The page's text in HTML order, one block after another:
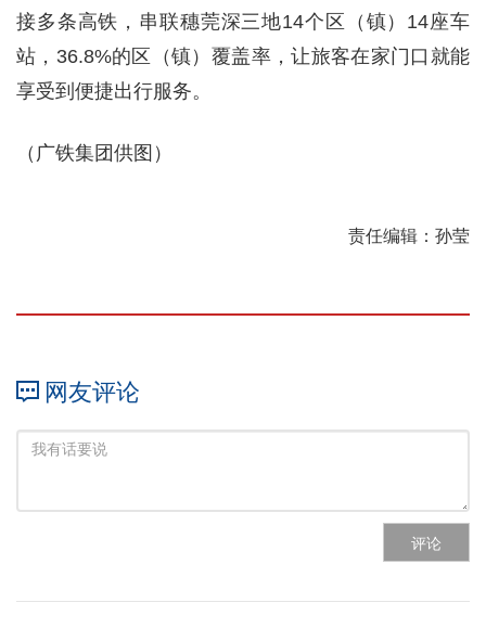
接多条高铁，串联穗莞深三地14个区（镇）14座车
站，36.8%的区（镇）覆盖率，让旅客在家门口就能
享受到便捷出行服务。
（广铁集团供图）
责任编辑：孙莹
网友评论
评论